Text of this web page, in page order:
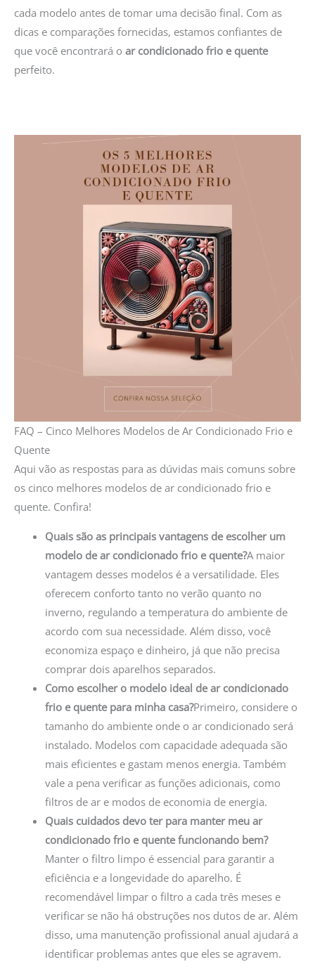
cada modelo antes de tomar uma decisão final. Com as
dicas e comparações fornecidas, estamos confiantes de
que você encontrará o ar condicionado frio e quente
perfeito.
FAQ – Cinco Melhores Modelos de Ar Condicionado Frio e
Quente
Aqui vão as respostas para as dúvidas mais comuns sobre
os cinco melhores modelos de ar condicionado frio e
quente. Confira!
Quais são as principais vantagens de escolher um
modelo de ar condicionado frio e quente?A maior
vantagem desses modelos é a versatilidade. Eles
oferecem conforto tanto no verão quanto no
inverno, regulando a temperatura do ambiente de
acordo com sua necessidade. Além disso, você
economiza espaço e dinheiro, já que não precisa
comprar dois aparelhos separados.
Como escolher o modelo ideal de ar condicionado
frio e quente para minha casa?Primeiro, considere o
tamanho do ambiente onde o ar condicionado será
instalado. Modelos com capacidade adequada são
mais eficientes e gastam menos energia. Também
vale a pena verificar as funções adicionais, como
filtros de ar e modos de economia de energia.
Quais cuidados devo ter para manter meu ar
condicionado frio e quente funcionando bem?
Manter o filtro limpo é essencial para garantir a
eficiência e a longevidade do aparelho. É
recomendável limpar o filtro a cada três meses e
verificar se não há obstruções nos dutos de ar. Além
disso, uma manutenção profissional anual ajudará a
identificar problemas antes que eles se agravem.